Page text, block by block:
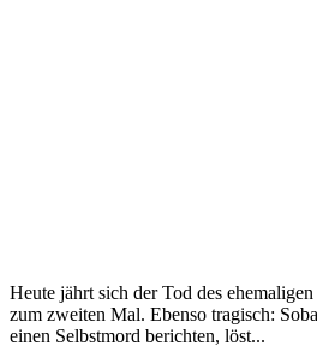
Heute jährt sich der Tod des
zum zweiten Mal. Ebenso tragisch:
einen Selbstmord berichten, löst...